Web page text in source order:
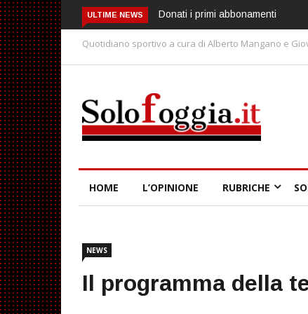
ULTIME NEWS
Donati i primi abbonamentiSpagna-Argentina, la
giusta finale!
Quotidiano sportivo a cura di Alberto Mangano e
HOME L’OPINIONE RUBRICHE
NEWS
Il programma della